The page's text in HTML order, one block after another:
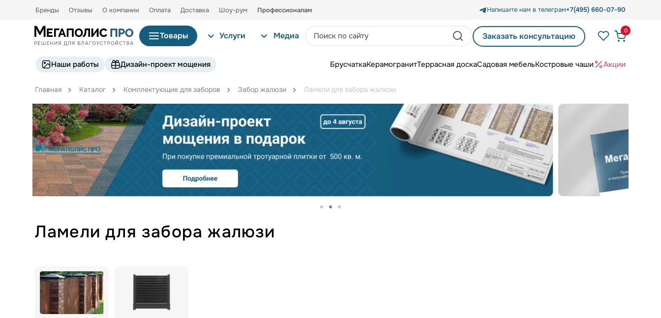
Бренды Отзывы О компании Оплата Доставка Шоу-рум Профессионалам Напишите нам в телеграм+7(495) 660-07-90
Товары Услуги Медиа Заказать консультацию
0
Наши работы Дизайн-проект мощения БрусчаткаКерамогранитТеррасная доскаСадовая мебельКостровые чаши Акции
Главная Каталог Комплектующие для заборов Забор жалюзи Ламели для забора жалюзи
Ламели для забора жалюзи